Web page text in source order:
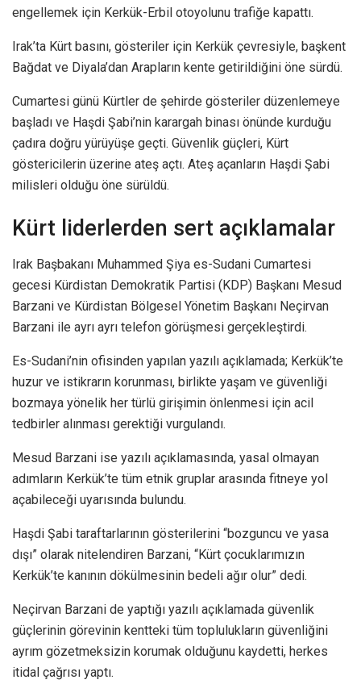
engellemek için Kerkük-Erbil otoyolunu trafiğe kapattı.
Irak’ta Kürt basını, gösteriler için Kerkük çevresiyle, başkent
Bağdat ve Diyala’dan Arapların kente getirildiğini öne sürdü.
Cumartesi günü Kürtler de şehirde gösteriler düzenlemeye
başladı ve Haşdi Şabi’nin karargah binası önünde kurduğu
çadıra doğru yürüyüşe geçti. Güvenlik güçleri, Kürt
göstericilerin üzerine ateş açtı. Ateş açanların Haşdi Şabi
milisleri olduğu öne sürüldü.
Kürt liderlerden sert açıklamalar
Irak Başbakanı Muhammed Şiya es-Sudani Cumartesi
gecesi Kürdistan Demokratik Partisi (KDP) Başkanı Mesud
Barzani ve Kürdistan Bölgesel Yönetim Başkanı Neçirvan
Barzani ile ayrı ayrı telefon görüşmesi gerçekleştirdi.
Es-Sudani’nin ofisinden yapılan yazılı açıklamada; Kerkük’te
huzur ve istikrarın korunması, birlikte yaşam ve güvenliği
bozmaya yönelik her türlü girişimin önlenmesi için acil
tedbirler alınması gerektiği vurgulandı.
Mesud Barzani ise yazılı açıklamasında, yasal olmayan
adımların Kerkük’te tüm etnik gruplar arasında fitneye yol
açabileceği uyarısında bulundu.
Haşdi Şabi taraftarlarının gösterilerini “bozguncu ve yasa
dışı” olarak nitelendiren Barzani, “Kürt çocuklarımızın
Kerkük’te kanının dökülmesinin bedeli ağır olur” dedi.
Neçirvan Barzani de yaptığı yazılı açıklamada güvenlik
güçlerinin görevinin kentteki tüm toplulukların güvenliğini
ayrım gözetmeksizin korumak olduğunu kaydetti, herkes
itidal çağrısı yaptı.